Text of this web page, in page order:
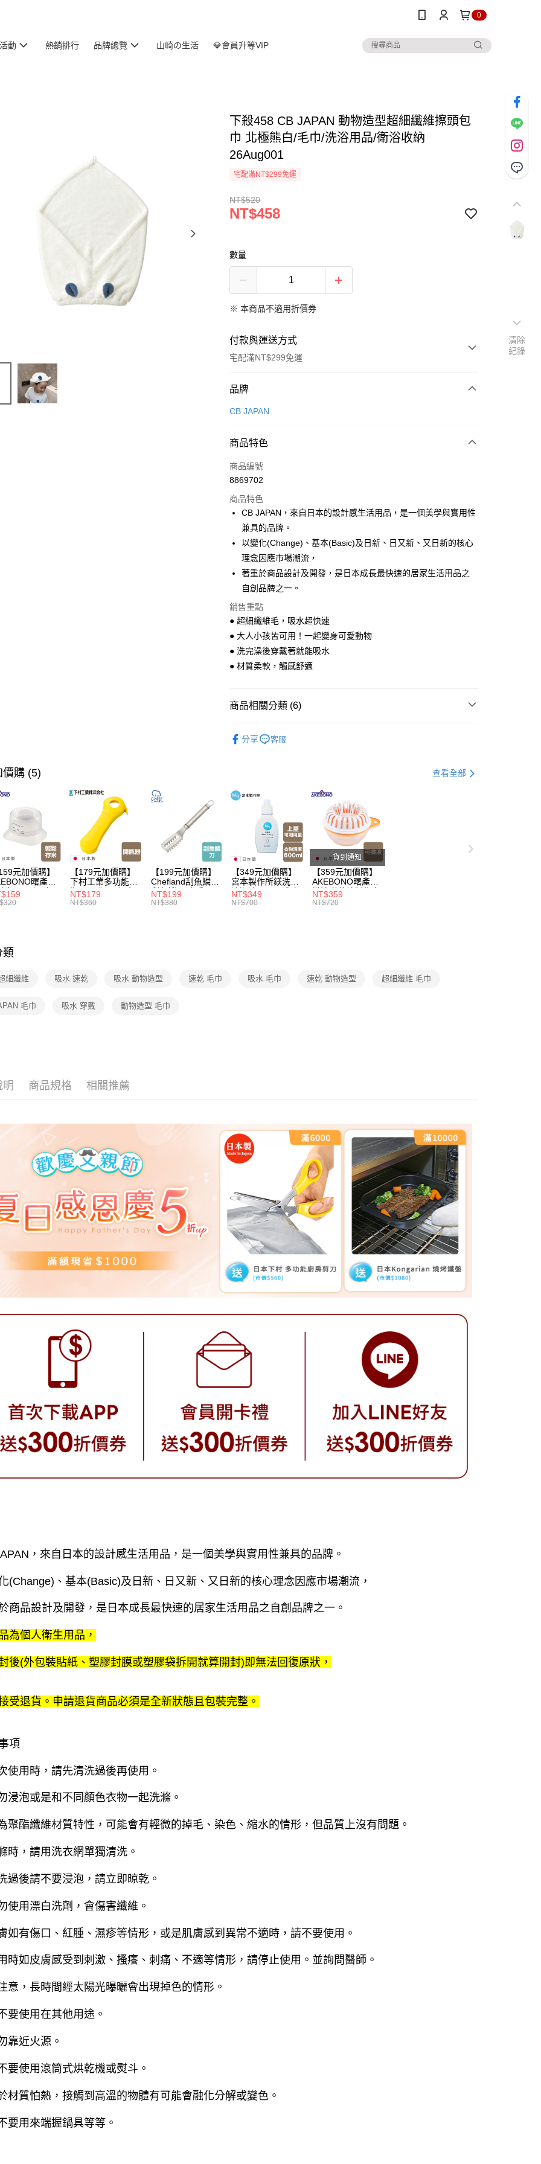
0
動 熱銷排行 品牌總覽 山崎の生活 💎會員升等VIP
下殺458 CB JAPAN 動物造型超細纖維擦頭包
巾 北極熊白/毛巾/洗浴用品/衛浴收納
26Aug001
宅配滿NT$299免運
NT$520
NT$458
數量
※ 本商品不適用折價券
付款與運送方式
宅配滿NT$299免運
付款方式
信用卡一次付款
Apple Pay
悠遊付
Google Pay
全盈+PAY
大哥付你分期
【大哥付你分期使用說明】
1.本服務由台灣大哥大提供，台灣大哥大用戶可立即使用無須另外申請。
2.付款方式選擇「大哥付你分期」，訂單成立後會自動跳轉到大哥付的交易
流程，驗證手機門號後，選擇欲分期的期數、繳款截止日，確認付款後即
完成交易。
3.實際核准額度、可分期數及費用金額請依後續交易確認頁面所載為準。
消。如遇「轉專審核」未通過狀況，表示未達大哥付你分期系統評分，恕
1.分期款項不併入電信帳單，「大哥付你分期」於每月結算日後寄送繳費提
醒簡訊。
帳／街口支付／iPASS MONEY」等通路繳費。
1.本服務係由「台灣大哥大股份有限公司」（以下簡稱本公司）所提供，讓
用戶於交易時，得透過本服務購買商品或服務，並由商店將買賣／分期付
款買賣價金債權讓與本公司後，依約使用本公司帳單繳交帳款。
2.基於同意付款使用「大哥付你分期」之契約關係目的，商店將以您的個人
資料（包含姓名、電話或地址）提供予台灣大哥大進項蒐集、處理及利
用，由本公司與您本人進行分期帳單所需資料之確認、核對及更正。
3.完整用戶服務條款，請詳閱以下連結：https://oppay.tw/userRule
ATM付款
運送方式
全家取貨付款
付款後全家取貨
7-11取貨付款
每筆NT$100，滿NT$499(含以上)免運費
宅配【父親節大回饋】限時$299免運
每筆NT$150，滿NT$299(含以上)免運費
品牌
CB JAPAN
商品特色
商品編號
8869702
商品特色
CB JAPAN，來自日本的設計感生活用品，是一個美學與實用性
兼具的品牌。
以變化(Change)、基本(Basic)及日新、日又新、又日新的核心
理念因應市場潮流，
著重於商品設計及開發，是日本成長最快速的居家生活用品之
自創品牌之一。
銷售重點
● 超細纖維毛，吸水超快速
● 大人小孩皆可用！一起變身可愛動物
● 洗完澡後穿戴著就能吸水
● 材質柔軟，觸感舒適
商品相關分類 (6)
【🎉歡慶父親節 瘋殺5折up】
家搶購！
旅行·戶外用品
生活用品 生活雜貨/療癒小物
分享 客服
價購 (5) 查看全部
元加價購】
曙產業
杯漏斗組(白)/
杯/米桶/量米
【179元加價購】
下村工業多功能開
瓶器/開瓶器/餐廚
用品/料理道具/任
NT$179
NT$360
【199元加價購】
Chefland刮魚鱗刀/
刮魚鱗器/廚房用
品/料理道具/任二
NT$199
NT$380
【349元加價購】
宮本製作所鎂洗衣
清潔液600ml/洗衣
精/洗衣鎂/洗衣用
NT$349
NT$700
貨到通知
【359元加價購】
AKEBONO曙產業
微波洋芋片製作盒/
料理盒/健康零食/
NT$359
NT$720
類
細纖維 吸水 速乾 吸水 動物造型 速乾 毛巾 吸水 毛巾 速乾 動物造型 超細纖維 毛巾
毛巾 吸水 穿戴 動物造型 毛巾
明 商品規格 相關推薦
，來自日本的設計感生活用品，是一個美學與實用性兼具的品牌。
(Change)、基本(Basic)及日新、日又新、又日新的核心理念因應市場潮流，
商品設計及開發，是日本成長最快速的居家生活用品之自創品牌之一。
為個人衛生用品，
後(外包裝貼紙、塑膠封膜或塑膠袋拆開就算開封)即無法回復原狀，
受退貨。申請退貨商品必須是全新狀態且包裝完整。
項
使用時，請先清洗過後再使用。
浸泡或是和不同顏色衣物一起洗滌。
聚酯纖維材質特性，可能會有輕微的掉毛、染色、縮水的情形，但品質上沒有問題。
時，請用洗衣網單獨清洗。
過後請不要浸泡，請立即晾乾。
使用漂白洗劑，會傷害纖維。
如有傷口、紅腫、濕疹等情形，或是肌膚感到異常不適時，請不要使用。
時如皮膚感受到刺激、搔癢、刺痛、不適等情形，請停止使用。並詢問醫師。
意，長時間經太陽光曝曬會出現掉色的情形。
要使用在其他用途。
靠近火源。
要使用滾筒式烘乾機或熨斗。
材質怕熱，接觸到高溫的物體有可能會融化分解或變色。
要用來端握鍋具等等。
清除
紀錄